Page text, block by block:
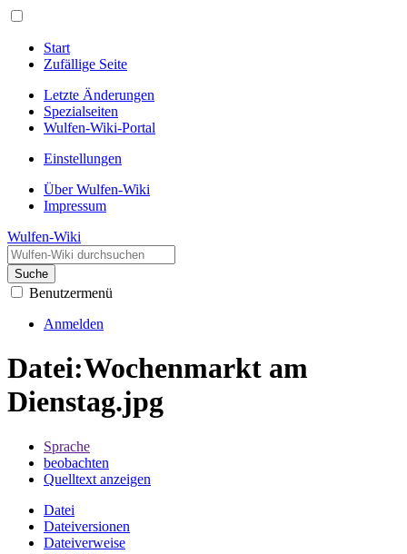
Start
Zufällige Seite
Letzte Änderungen
Spezialseiten
Wulfen-Wiki-Portal
Einstellungen
Über Wulfen-Wiki
Impressum
Wulfen-Wiki
Suche
Benutzermenü
Anmelden
Datei:Wochenmarkt am
Dienstag.jpg
Sprache
beobachten
Quelltext anzeigen
Datei
Dateiversionen
Dateiverweise